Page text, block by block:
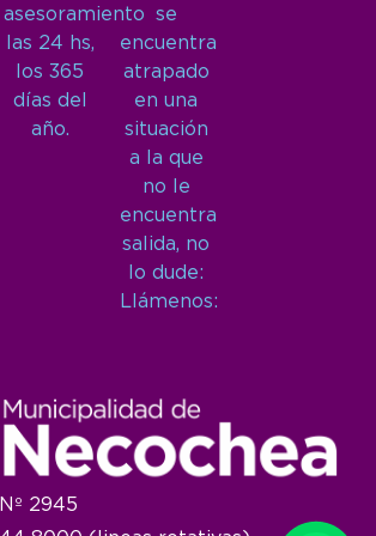
asesoramiento
las 24 hs,
los 365
días del
año.
se
encuentra
atrapado
en una
situación
a la que
no le
encuentra
salida, no
lo dude:
Llámenos:
2945